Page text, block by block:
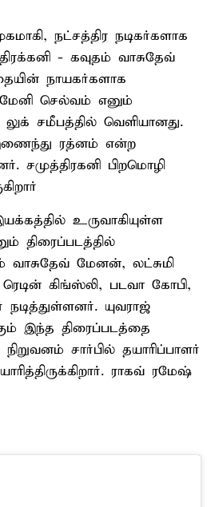
நட்சத்திர நடிகர்களாக
- கவுதம் வாசுதேவ்
நாயகர்களாக
செல்வம் எனும்
சமீபத்தில் வெளியானது.
ரத்னம் என்ற
சமுத்திரகனி பிறமொழி
உருவாகியுள்ள
திரைப்படத்தில்
வாசுதேவ் மேனன், லட்சுமி
ரெடின் கிங்ஸ்லி, படவா கோபி,
யுவராஜ்
இந்த திரைப்படத்தை
சார்பில் தயாரிப்பாளர்
ராகவ் ரமேஷ்